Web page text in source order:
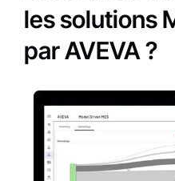
les solutions
par AVEVA ?